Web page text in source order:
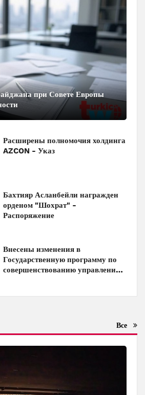
при Совете Европы
Расширены полномочия холдинга
AZCON - Указ
Бахтияр Асланбейли награжден
орденом "Шохрат" -
Распоряжение
Внесены изменения в
Государственную программу по
совершенствованию управления
Все